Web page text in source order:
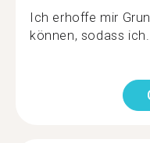
Ich erhoffe mir
können, sodass